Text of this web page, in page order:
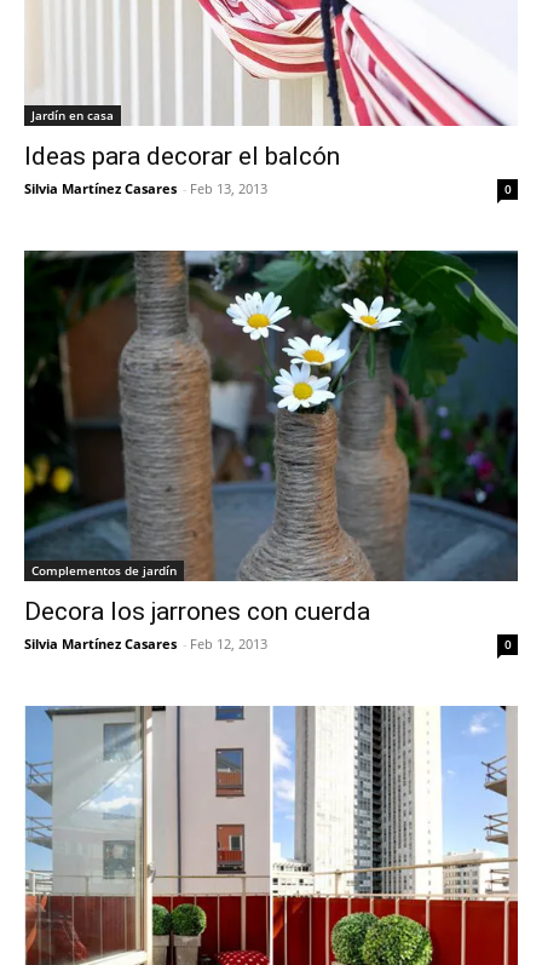
Jardín en casa
Ideas para decorar el balcón
Silvia Martínez Casares - Feb 13, 2013 0
Complementos de jardín
Decora los jarrones con cuerda
Silvia Martínez Casares - Feb 12, 2013 0